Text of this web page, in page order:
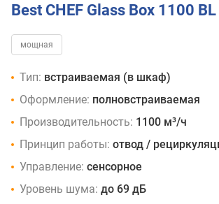
Best CHEF Glass Box 1100
мощная
Тип: встраиваемая (в шкаф)
Оформление: полновстраиваемая
Производительность: 1100 м³/ч
Принцип работы: отвод /
Управление: сенсорное
Уровень шума: до 69 дБ